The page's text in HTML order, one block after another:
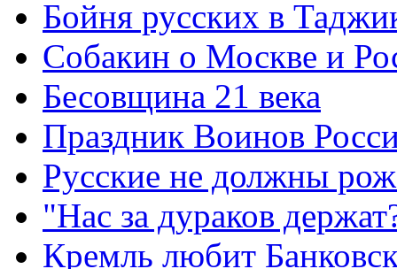
Бойня русских в
Собакин о Москве и
Бесовщина 21 века
Праздник Воинов
Русские не должны
"Нас за дураков
Кремль любит